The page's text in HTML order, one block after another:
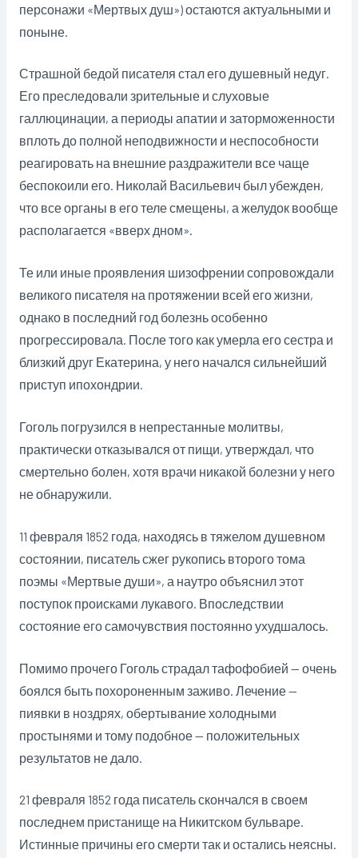
персонажи «Мертвых душ») остаются актуальными и
поныне.
Страшной бедой писателя стал его душевный недуг.
Его преследовали зрительные и слуховые
галлюцинации, а периоды апатии и заторможенности
вплоть до полной неподвижности и неспособности
реагировать на внешние раздражители все чаще
беспокоили его. Николай Васильевич был убежден,
что все органы в его теле смещены, а желудок вообще
располагается «вверх дном».
Те или иные проявления шизофрении сопровождали
великого писателя на протяжении всей его жизни,
однако в последний год болезнь особенно
прогрессировала. После того как умерла его сестра и
близкий друг Екатерина, у него начался сильнейший
приступ ипохондрии.
Гоголь погрузился в непрестанные молитвы,
практически отказывался от пищи, утверждал, что
смертельно болен, хотя врачи никакой болезни у него
не обнаружили.
11 февраля 1852 года, находясь в тяжелом душевном
состоянии, писатель сжег рукопись второго тома
поэмы «Мертвые души», а наутро объяснил этот
поступок происками лукавого. Впоследствии
состояние его самочувствия постоянно ухудшалось.
Помимо прочего Гоголь страдал тафофобией — очень
боялся быть похороненным заживо. Лечение —
пиявки в ноздрях, обертывание холодными
простынями и тому подобное — положительных
результатов не дало.
21 февраля 1852 года писатель скончался в своем
последнем пристанище на Никитском бульваре.
Истинные причины его смерти так и остались неясны.